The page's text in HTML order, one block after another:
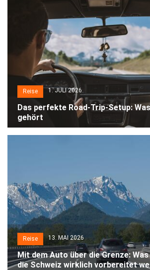
Reise 1. JULI 2026
Das perfekte Road-Trip-Setup:
gehört
Reise 13. MAI 2026
Mit dem Auto über die Grenze:
die Schweiz wirklich vorbereitet